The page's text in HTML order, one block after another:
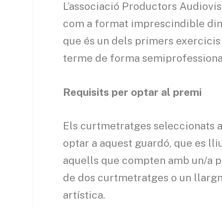
L’associació Productors
com a format imprescindible
que és un dels primers
terme de forma
Requisits per optar al premi
Els curtmetratges seleccionats
optar a aquest guardó, que es
aquells que compten amb un/a
de dos curtmetratges o un
artística.